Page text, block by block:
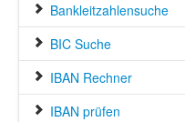
Bankleitzahlensuche
BIC Suche
IBAN Rechner
IBAN prüfen